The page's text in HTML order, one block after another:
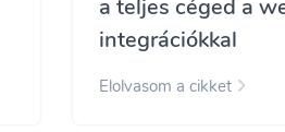
a teljes céged a
integrációkkal
Elolvasom a cikket